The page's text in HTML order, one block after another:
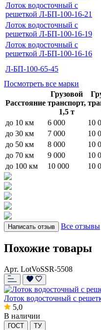
Лоток водосточный с
решеткой Л-БП-100-16-21
Лоток водосточный с
решеткой Л-БП-100-16-19
Лоток водосточный с
решеткой Л-БП-100-16-16
Л-БП-100-65-45
Посмотреть все марки
Расстояние
Грузовой
транспорт,
1,5 т
до 10 км
6 000 10
до 30 км
7 000 10
до 50 км
8 000 10
до 70 км
9 000 10
до 100 км
10 000 10
Написать отзыв Все отзывы
Похожие товары
Арт. LotVoSSR-5508
Лоток водосточный с
5,0
В наличии
ГОСТ ТУ